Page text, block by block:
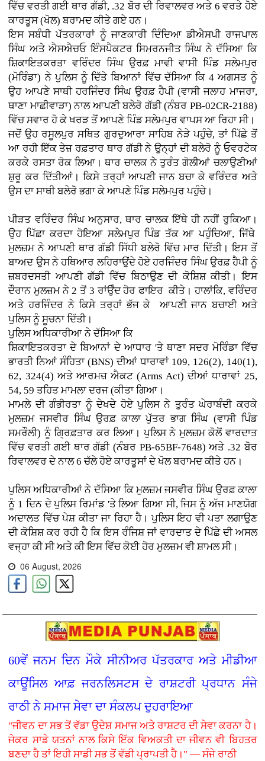
ਵਿੱਚ ਵਰਤੀ ਗਈ ਥਾਰ ਗੱਡੀ, .32 ਬੋਰ ਦੀ ਰਿਵਾਲਵਰ ਅਤੇ 6 ਵਰਤੇ ਹੋਏ
ਕਾਰਤੂਸ (ਖੋਲ) ਬਰਾਮਦ ਕੀਤੇ ਗਏ ਹਨ।
ਇਸ ਸਬੰਧੀ ਪੱਤਰਕਾਰਾਂ ਨੂੰ ਜਾਣਕਾਰੀ ਦਿੰਦਿਆ ਡੀਐਸਪੀ ਰਾਜਪਾਲ
ਸਿੰਘ ਅਤੇ ਐਸਐਚਓ ਇੰਸਪੈਕਟਰ ਸਿਮਰਨਜੀਤ ਸਿੰਘ ਨੇ ਦੱਸਿਆ ਕਿ
ਸ਼ਿਕਾਇਤਕਰਤਾ ਵਰਿੰਦਰ ਸਿੰਘ ਉਰਫ਼ ਮਾਵੀ ਵਾਸੀ ਪਿੰਡ ਸਲੇਮਪੁਰ
(ਮੋਰਿੰਡਾ) ਨੇ ਪੁਲਿਸ ਨੂੰ ਦਿੱਤੇ ਬਿਆਨਾਂ ਵਿੱਚ ਦੱਸਿਆ ਕਿ 4 ਅਗਸਤ ਨੂੰ
ਉਹ ਆਪਣੇ ਸਾਥੀ ਹਰਜਿੰਦਰ ਸਿੰਘ ਉਰਫ਼ ਹੈਪੀ (ਵਾਸੀ ਜਲਾਹ ਮਾਜਰਾ,
ਥਾਣਾ ਮਾਛੀਵਾੜਾ) ਨਾਲ ਆਪਣੀ ਬਲੇਰੋ ਗੱਡੀ (ਨੰਬਰ PB-02CR-2188)
ਵਿੱਚ ਸਵਾਰ ਹੋ ਕੇ ਖਰੜ ਤੋਂ ਆਪਣੇ ਪਿੰਡ ਸਲੇਮਪੁਰ ਵਾਪਸ ਆ ਰਿਹਾ ਸੀ।
ਜਦੋਂ ਉਹ ਰਸੂਲਪੁਰ ਸਥਿਤ ਗੁਰਦੁਆਰਾ ਸਾਹਿਬ ਨੇੜੇ ਪਹੁੰਚੇ, ਤਾਂ ਪਿੱਛੇ ਤੋਂ
ਆ ਰਹੀ ਇੱਕ ਤੇਜ਼ ਰਫ਼ਤਾਰ ਥਾਰ ਗੱਡੀ ਨੇ ਉਨ੍ਹਾਂ ਦੀ ਬਲੇਰੋ ਨੂੰ ਓਵਰਟੇਕ
ਕਰਕੇ ਰਸਤਾ ਰੋਕ ਲਿਆ। ਥਾਰ ਚਾਲਕ ਨੇ ਤੁਰੰਤ ਗੋਲੀਆਂ ਚਲਾਉਣੀਆਂ
ਸ਼ੁਰੂ ਕਰ ਦਿੱਤੀਆਂ। ਕਿਸੇ ਤਰ੍ਹਾਂ ਆਪਣੀ ਜਾਨ ਬਚਾ ਕੇ ਵਰਿੰਦਰ ਅਤੇ
ਉਸ ਦਾ ਸਾਥੀ ਬਲੇਰੋ ਭਗਾ ਕੇ ਆਪਣੇ ਪਿੰਡ ਸਲੇਮਪੁਰ ਪਹੁੰਚੇ।
ਪੀੜਤ ਵਰਿੰਦਰ ਸਿੰਘ ਅਨੁਸਾਰ, ਥਾਰ ਚਾਲਕ ਇੱਥੇ ਹੀ ਨਹੀਂ ਰੁਕਿਆ।
ਉਹ ਪਿੱਛਾ ਕਰਦਾ ਹੋਇਆ ਸਲੇਮਪੁਰ ਪਿੰਡ ਤੱਕ ਆ ਪਹੁੰਚਿਆ, ਜਿੱਥੇ
ਮੁਲਜ਼ਮ ਨੇ ਆਪਣੀ ਥਾਰ ਗੱਡੀ ਸਿੱਧੀ ਬਲੇਰੋ ਵਿੱਚ ਮਾਰ ਦਿੱਤੀ। ਇਸ ਤੋਂ
ਬਾਅਦ ਉਸ ਨੇ ਹਥਿਆਰ ਲਹਿਰਾਉਂਦੇ ਹੋਏ ਹਰਜਿੰਦਰ ਸਿੰਘ ਉਰਫ਼ ਹੈਪੀ ਨੂੰ
ਜ਼ਬਰਦਸਤੀ ਆਪਣੀ ਗੱਡੀ ਵਿੱਚ ਬਿਠਾਉਣ ਦੀ ਕੋਸ਼ਿਸ਼ ਕੀਤੀ। ਇਸ
ਦੌਰਾਨ ਮੁਲਜ਼ਮ ਨੇ 2 ਤੋਂ 3 ਰਾਂਉੰਦ ਹੋਰ ਫਾਇਰ ਕੀਤੇ। ਹਾਲਾਂਕਿ, ਵਰਿੰਦਰ
ਅਤੇ ਹਰਜਿੰਦਰ ਨੇ ਕਿਸੇ ਤਰ੍ਹਾਂ ਭੱਜ ਕੇ ਆਪਣੀ ਜਾਨ ਬਚਾਈ ਅਤੇ
ਪੁਲਿਸ ਨੂੰ ਸੂਚਨਾ ਦਿੱਤੀ।
ਪੁਲਿਸ ਅਧਿਕਾਰੀਆ ਨੇ ਦੱਸਿਆ ਕਿ
ਸ਼ਿਕਾਇਤਕਰਤਾ ਦੇ ਬਿਆਨਾਂ ਦੇ ਆਧਾਰ 'ਤੇ ਥਾਣਾ ਸਦਰ ਮੋਰਿੰਡਾ ਵਿੱਚ
ਭਾਰਤੀ ਨਿਆਂ ਸੰਹਿਤਾ (BNS) ਦੀਆਂ ਧਾਰਾਵਾਂ 109, 126(2), 140(1),
62, 324(4) ਅਤੇ ਆਰਮਜ਼ ਐਕਟ (Arms Act) ਦੀਆਂ ਧਾਰਾਵਾਂ 25,
54, 59 ਤਹਿਤ ਮਾਮਲਾ ਦਰਜ (ਕੀਤਾ ਗਿਆ।
ਮਾਮਲੇ ਦੀ ਗੰਭੀਰਤਾ ਨੂੰ ਦੇਖਦੇ ਹੋਏ ਪੁਲਿਸ ਨੇ ਤੁਰੰਤ ਘੇਰਾਬੰਦੀ ਕਰਕੇ
ਮੁਲਜ਼ਮ ਜਸਵੀਰ ਸਿੰਘ ਉਰਫ਼ ਕਾਲਾ ਪੁੱਤਰ ਭਾਗ ਸਿੰਘ (ਵਾਸੀ ਪਿੰਡ
ਸਮਰੌਲੀ) ਨੂੰ ਗ੍ਰਿਫ਼ਤਾਰ ਕਰ ਲਿਆ। ਪੁਲਿਸ ਨੇ ਮੁਲਜ਼ਮ ਕੋਲੋਂ ਵਾਰਦਾਤ
ਵਿੱਚ ਵਰਤੀ ਗਈ ਥਾਰ ਗੱਡੀ (ਨੰਬਰ PB-65BF-7648) ਅਤੇ .32 ਬੋਰ
ਰਿਵਾਲਵਰ ਦੇ ਨਾਲ 6 ਚੱਲੇ ਹੋਏ ਕਾਰਤੂਸਾਂ ਦੇ ਖੋਲ ਬਰਾਮਦ ਕੀਤੇ ਹਨ।
ਪੁਲਿਸ ਅਧਿਕਾਰੀਆਂ ਨੇ ਦੱਸਿਆ ਕਿ ਮੁਲਜ਼ਮ ਜਸਵੀਰ ਸਿੰਘ ਉਰਫ਼ ਕਾਲਾ
ਨੂੰ 1 ਦਿਨ ਦੇ ਪੁਲਿਸ ਰਿਮਾਂਡ 'ਤੇ ਲਿਆ ਗਿਆ ਸੀ, ਜਿਸ ਨੂੰ ਅੱਜ ਮਾਣਯੋਗ
ਅਦਾਲਤ ਵਿੱਚ ਪੇਸ਼ ਕੀਤਾ ਜਾ ਰਿਹਾ ਹੈ। ਪੁਲਿਸ ਇਹ ਵੀ ਪਤਾ ਲਗਾਉਣ
ਦੀ ਕੋਸ਼ਿਸ਼ ਕਰ ਰਹੀ ਹੈ ਕਿ ਇਸ ਰੰਜਿਸ਼ ਜਾਂ ਵਾਰਦਾਤ ਦੇ ਪਿੱਛੇ ਦੀ ਅਸਲ
ਵਜ੍ਹਾ ਕੀ ਸੀ ਅਤੇ ਕੀ ਇਸ ਵਿੱਚ ਕੋਈ ਹੋਰ ਮੁਲਜ਼ਮ ਵੀ ਸ਼ਾਮਲ ਸੀ।
06 August, 2026
60ਵੇਂ ਜਨਮ ਦਿਨ ਮੌਕੇ ਸੀਨੀਅਰ ਪੱਤਰਕਾਰ ਅਤੇ ਮੀਡੀਆ
ਕਾਊਂਸਿਲ ਆਫ਼ ਜਰਨਲਿਸਟਸ ਦੇ ਰਾਸ਼ਟਰੀ ਪ੍ਰਧਾਨ ਸੰਜੇ
ਰਾਠੀ ਨੇ ਸਮਾਜ ਸੇਵਾ ਦਾ ਸੰਕਲਪ ਦੁਹਰਾਇਆ
"ਜੀਵਨ ਦਾ ਸਭ ਤੋਂ ਵੱਡਾ ਉਦੇਸ਼ ਸਮਾਜ ਅਤੇ ਰਾਸ਼ਟਰ ਦੀ ਸੇਵਾ ਕਰਨਾ ਹੈ।
ਜੇਕਰ ਸਾਡੇ ਯਤਨਾਂ ਨਾਲ ਕਿਸੇ ਇੱਕ ਵਿਅਕਤੀ ਦਾ ਜੀਵਨ ਵੀ ਬਿਹਤਰ
ਬਣਦਾ ਹੈ ਤਾਂ ਇਹੀ ਸਾਡੀ ਸਭ ਤੋਂ ਵੱਡੀ ਪ੍ਰਾਪਤੀ ਹੈ।" — ਸੰਜੇ ਰਾਠੀ